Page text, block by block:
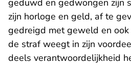
geduwd en gedwongen zijn
zijn horloge en geld, af te
gedreigd met geweld en
de straf weegt in zijn
deels verantwoordelijkheid